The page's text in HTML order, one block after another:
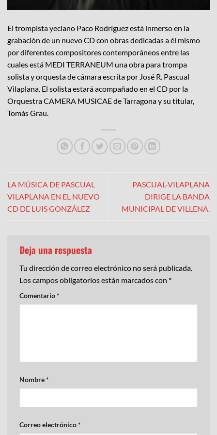
El trompista yeclano Paco Rodríguez está inmerso en la
grabación de un nuevo CD con obras dedicadas a él mismo
por diferentes compositores contemporáneos entre las
cuales está MEDI TERRANEUM una obra para trompa
solista y orquesta de cámara escrita por José R. Pascual
Vilaplana. El solista estará acompañado en el CD por la
Orquestra CAMERA MUSICAE de Tarragona y su titular,
Tomàs Grau.
LA MÚSICA DE PASCUAL
VILAPLANA EN EL NUEVO
CD DE LUIS GONZÁLEZ
PASCUAL-VILAPLANA
DIRIGE LA BANDA
MUNICIPAL DE VILLENA.
Deja una respuesta
Tu dirección de correo electrónico no será publicada.
Los campos obligatorios están marcados con *
Comentario*
Nombre*
Correo electrónico*